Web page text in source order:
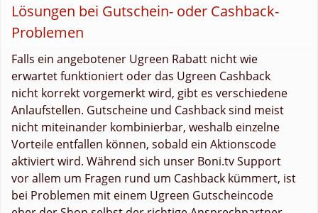
Lösungen bei Gutschein- oder Cashback-
Problemen
Falls ein angebotener Ugreen Rabatt nicht wie
erwartet funktioniert oder das Ugreen Cashback
nicht korrekt vorgemerkt wird, gibt es verschiedene
Anlaufstellen. Gutscheine und Cashback sind meist
nicht miteinander kombinierbar, weshalb einzelne
Vorteile entfallen können, sobald ein Aktionscode
aktiviert wird. Während sich unser Boni.tv Support
vor allem um Fragen rund um Cashback kümmert, ist
bei Problemen mit einem Ugreen Gutscheincode